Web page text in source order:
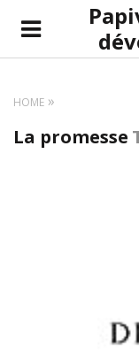
HOME
La promesse